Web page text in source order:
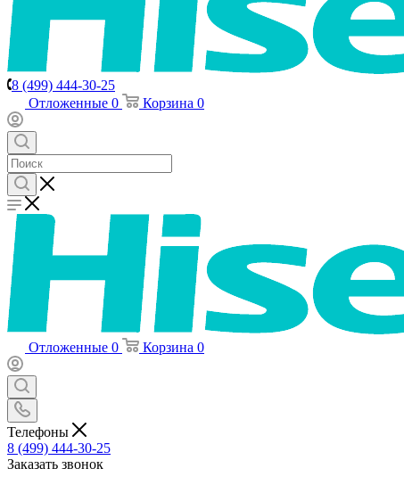
8 (499) 444-30-25
Отложенные 0 Корзина 0
Отложенные 0 Корзина 0
Телефоны
8 (499) 444-30-25
Заказать звонок